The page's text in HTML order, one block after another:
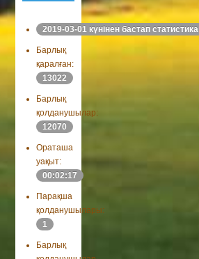
2019-03-01 күнінен бастап статистика
Барлық
қаралған:
13022
Барлық
қолданушылар:
12070
Ораташа
уақыт:
00:02:17
Парақша
қолданушылары:
1
Барлық